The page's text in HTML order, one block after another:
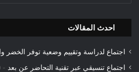
احدث المقالات
اجتماع لدراسة وتقييم وضعية توفر الخضر
اجتماع تنسيقي عبر تقنية التحاضر عن بعد